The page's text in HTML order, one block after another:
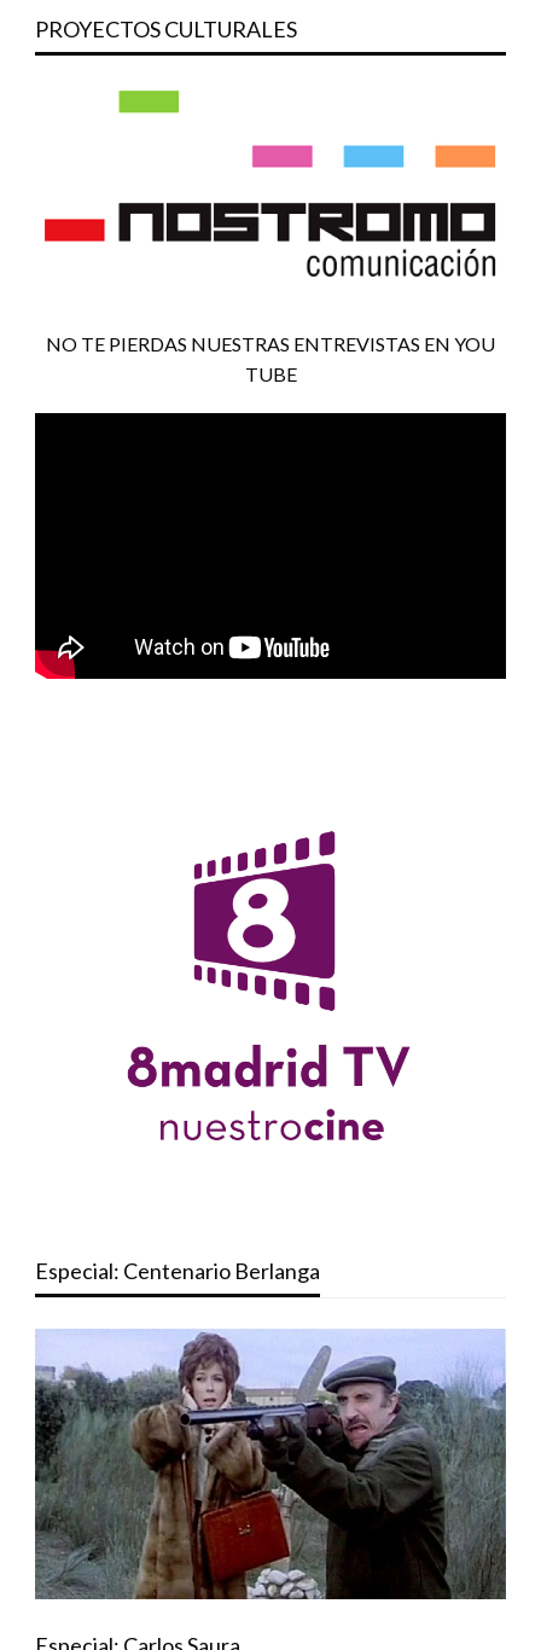
PROYECTOS CULTURALES
NO TE PIERDAS NUESTRAS ENTREVISTAS EN YOU
TUBE
Especial: Centenario Berlanga